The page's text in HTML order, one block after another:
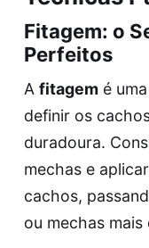
Fitagem: o
Perfeitos
A fitagemé
definir os
duradoura.
mechas e
cachos,
ou mechas mais